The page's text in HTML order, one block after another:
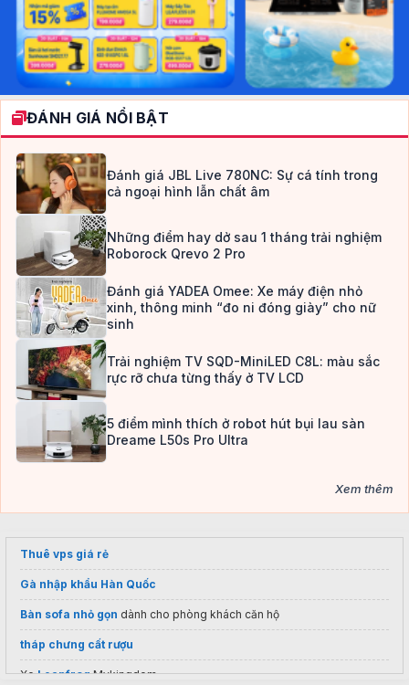
ĐÁNH GIÁ NỔI BẬT
Đánh giá JBL Live 780NC: Sự cá tính trong
cả ngoại hình lẫn chất âm
Những điểm hay dở sau 1 tháng trải nghiệm
Roborock Qrevo 2 Pro
Đánh giá YADEA Omee: Xe máy điện nhỏ
xinh, thông minh “đo ni đóng giày” cho nữ
sinh
Trải nghiệm TV SQD-MiniLED C8L: màu sắc
rực rỡ chưa từng thấy ở TV LCD
5 điểm mình thích ở robot hút bụi lau sàn
Dreame L50s Pro Ultra
Xem thêm
Thuê vps giá rẻ
Gà nhập khẩu Hàn Quốc
Bàn sofa nhỏ gọn dành cho phòng khách căn hộ
tháp chưng cất rượu
XeLeapfrogMykingdom